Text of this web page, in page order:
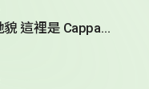
夢幻熱氣球與火山地貌 這裡是 Cappadocia